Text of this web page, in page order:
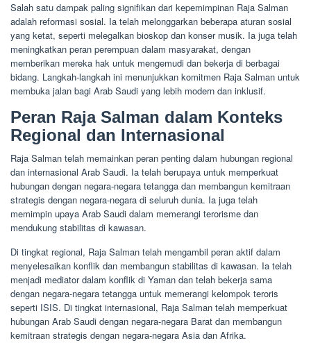
Salah satu dampak paling signifikan dari kepemimpinan Raja Salman
adalah reformasi sosial. Ia telah melonggarkan beberapa aturan sosial
yang ketat, seperti melegalkan bioskop dan konser musik. Ia juga telah
meningkatkan peran perempuan dalam masyarakat, dengan
memberikan mereka hak untuk mengemudi dan bekerja di berbagai
bidang. Langkah-langkah ini menunjukkan komitmen Raja Salman untuk
membuka jalan bagi Arab Saudi yang lebih modern dan inklusif.
Peran Raja Salman dalam Konteks
Regional dan Internasional
Raja Salman telah memainkan peran penting dalam hubungan regional
dan internasional Arab Saudi. Ia telah berupaya untuk memperkuat
hubungan dengan negara-negara tetangga dan membangun kemitraan
strategis dengan negara-negara di seluruh dunia. Ia juga telah
memimpin upaya Arab Saudi dalam memerangi terorisme dan
mendukung stabilitas di kawasan.
Di tingkat regional, Raja Salman telah mengambil peran aktif dalam
menyelesaikan konflik dan membangun stabilitas di kawasan. Ia telah
menjadi mediator dalam konflik di Yaman dan telah bekerja sama
dengan negara-negara tetangga untuk memerangi kelompok teroris
seperti ISIS. Di tingkat internasional, Raja Salman telah memperkuat
hubungan Arab Saudi dengan negara-negara Barat dan membangun
kemitraan strategis dengan negara-negara Asia dan Afrika.